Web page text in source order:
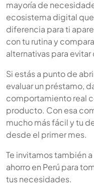
mayoría de
ecosistema digital
diferencia para ti
con tu rutina y
alternativas para
Si estás a punto de
evaluar un préstamo,
comportamiento real
producto. Con esa
mucho más fácil y tu
desde el primer mes.
Te invitamos también
ahorro en Perú para
tus necesidades.